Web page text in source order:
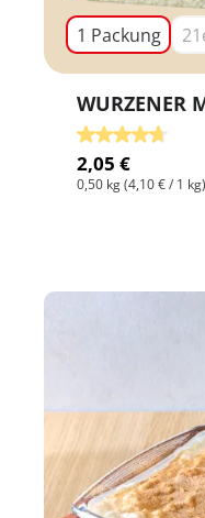
1 Packung
WURZENER
2,05 €
0,50 kg(4,10 € / 1 kg)